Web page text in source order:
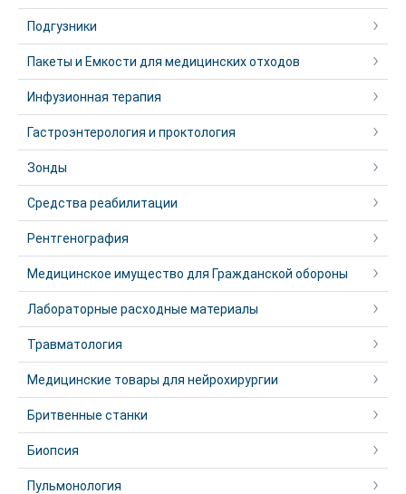
Подгузники
Пакеты и Емкости для медицинских отходов
Инфузионная терапия
Гастроэнтерология и проктология
Зонды
Средства реабилитации
Рентгенография
Медицинское имущество для Гражданской обороны
Лабораторные расходные материалы
Травматология
Медицинские товары для нейрохирургии
Бритвенные станки
Биопсия
Пульмонология